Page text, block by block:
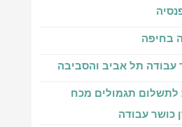
בחיפה
עבודה תל אביב והסביבה
לתשלום תגמולים מכח
כושר עבודה